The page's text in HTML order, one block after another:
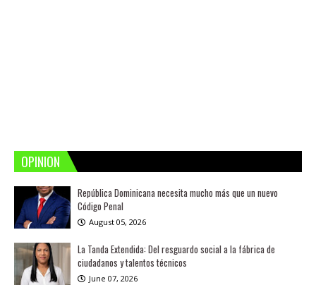
OPINION
República Dominicana necesita mucho más que un nuevo
Código Penal
August 05, 2026
La Tanda Extendida: Del resguardo social a la fábrica de
ciudadanos y talentos técnicos
June 07, 2026